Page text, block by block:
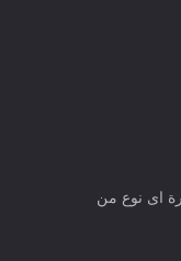
اى نوع من